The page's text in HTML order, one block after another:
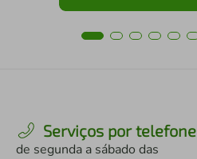
Serviços por telefone
de segunda a sábado das